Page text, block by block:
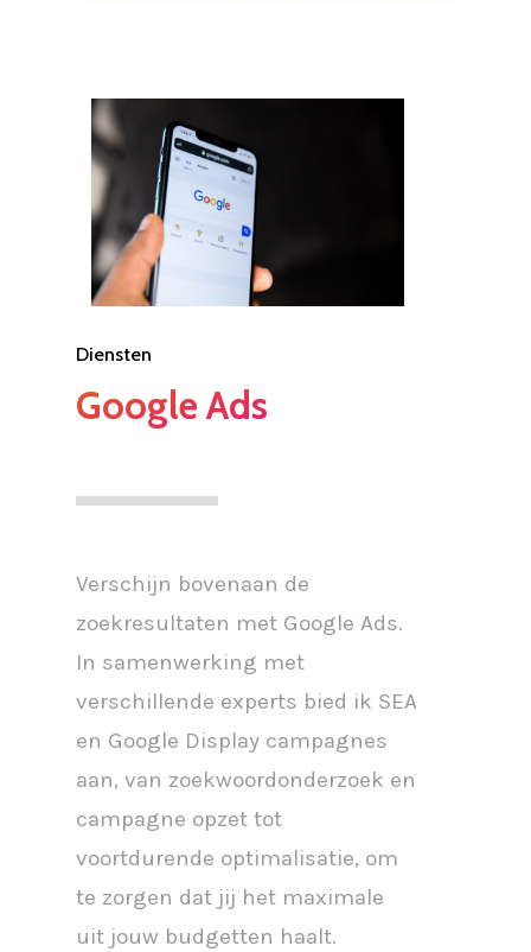
Diensten
Google Ads
Verschijn bovenaan de
zoekresultaten met Google Ads.
In samenwerking met
verschillende experts bied ik SEA
en Google Display campagnes
aan, van zoekwoordonderzoek en
campagne opzet tot
voortdurende optimalisatie, om
te zorgen dat jij het maximale
uit jouw budgetten haalt.